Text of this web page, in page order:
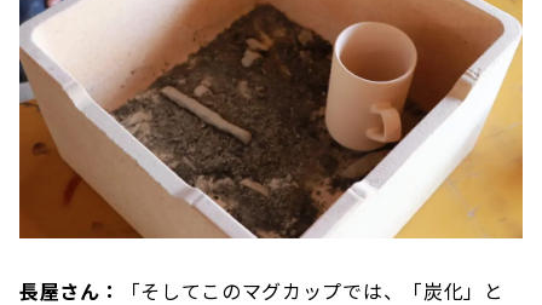
長屋さん：
「そしてこのマグカップでは、「炭化」と